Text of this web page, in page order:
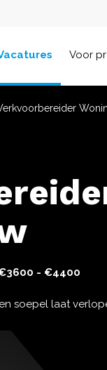
Voor
- €4400
soepel laat